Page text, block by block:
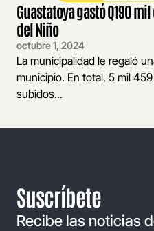
Guastatoya gastó Q190
del Niño
octubre 1, 2024
La municipalidad le regaló
municipio. En total, 5 mil
subidos...
Suscríbete
Recibe las noticias